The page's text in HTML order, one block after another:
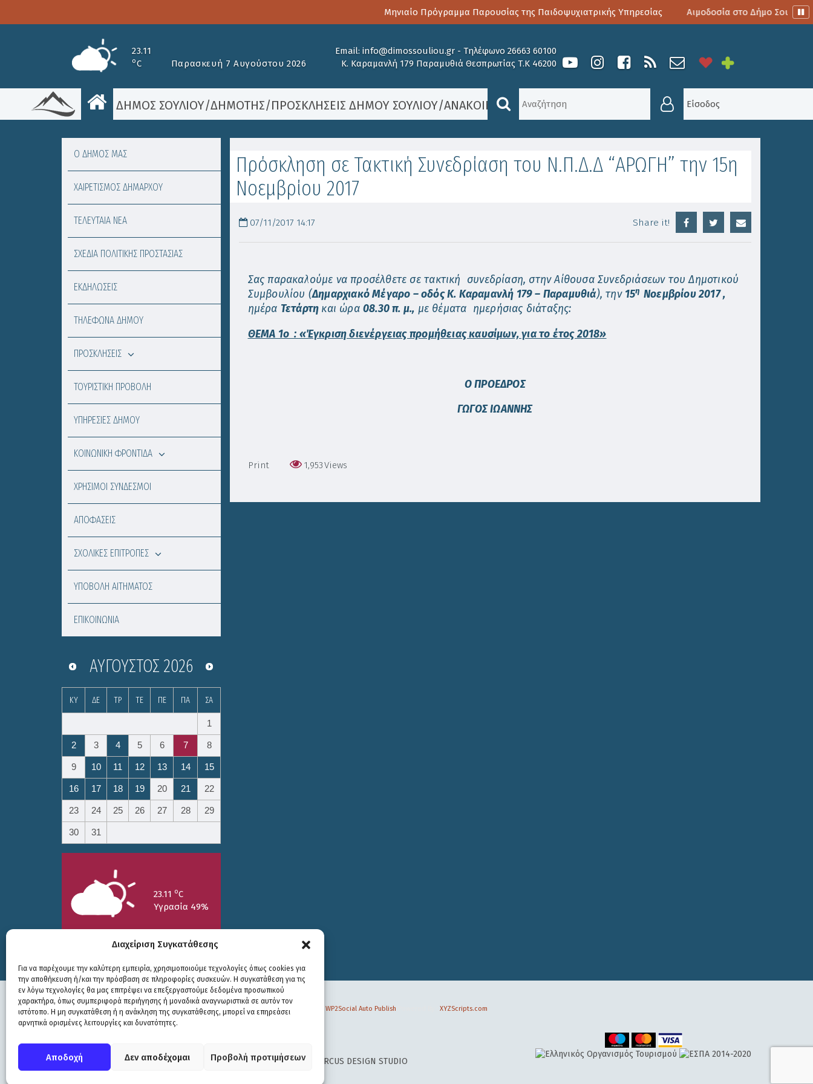
Διαχείριση Συγκατάθεσης
Για να παρέχουμε την καλύτερη εμπειρία, χρησιμοποιούμε τεχνολογίες όπως cookies για
την αποθήκευση ή/και την πρόσβαση σε πληροφορίες συσκευών. Η συγκατάθεση για τις
εν λόγω τεχνολογίες θα μας επιτρέψει να επεξεργαστούμε δεδομένα προσωπικού
χαρακτήρα, όπως συμπεριφορά περιήγησης ή μοναδικά αναγνωριστικά σε αυτόν τον
ιστότοπο. Η μη συγκατάθεση ή η ανάκληση της συγκατάθεσης, μπορεί να επηρεάσει
αρνητικά ορισμένες λειτουργίες και δυνατότητες.
Αποδοχή Δεν αποδέχομαι Προβολή προτιμήσεων
Μηνιαίο Πρόγραμμα Παρουσίας της Παιδοψυχιατρικής Υπηρεσίας Αιμοδοσία στο Δήμο Σουλίου
23.11
oC Παρασκευή 7 Αυγούστου 2026
Email: info@dimossouliou.gr - Τηλέφωνο 26663 60100
Κ. Καραμανλή 179 Παραμυθιά Θεσπρωτίας Τ.Κ 46200
ΔΗΜΟΣ ΣΟΥΛΙΟΥ/ΔΗΜΟΤΗΣ/ΠΡΟΣΚΛΉΣΕΙΣ ΔΉΜΟΥ ΣΟΥΛΊΟΥ/ΑΝΑΚΟΙΝΏΣΕΙΣ,Ν.Π.Δ.Δ ΑΡΩΓΗ ΠΡΌΣΚΛΗΣΗ ΣΕ ΤΑΚΤΙΚΉ
Είσοδος
Πρόσκληση σε Τακτική Συνεδρίαση του Ν.Π.Δ.Δ “ΑΡΩΓΗ” την 15η
Νοεμβρίου 2017
07/11/2017 14:17 Share it!
Σας παρακαλούμε να προσέλθετε σε τακτική συνεδρίαση, στην Αίθουσα Συνεδριάσεων του Δημοτικού
Συμβουλίου (Δημαρχιακό Μέγαρο – οδός Κ. Καραμανλή 179 – Παραμυθιά), την 15η Νοεμβρίου 2017 ,
ημέρα Τετάρτη και ώρα 08.30 π. μ., με θέματα ημερήσιας διάταξης:
ΘΕΜΑ 1ο : «Έγκριση διενέργειας προμήθειας καυσίμων, για το έτος 2018»
Ο ΠΡΟΕΔΡΟΣ
ΓΩΓΟΣ ΙΩΑΝΝΗΣ
Print 1,953Views
Ο ΔΗΜΟΣ ΜΑΣ
ΧΑΙΡΕΤΙΣΜΟΣ ΔΗΜΑΡΧΟΥ
ΤΕΛΕΥΤΑΙΑ ΝΕΑ
ΣΧΕΔΙΑ ΠΟΛΙΤΙΚΗΣ ΠΡΟΣΤΑΣΙΑΣ
ΕΚΔΗΛΩΣΕΙΣ
ΤΗΛΕΦΩΝΑ ΔΗΜΟΥ
ΠΡΟΣΚΛΗΣΕΙΣ
ΤΟΥΡΙΣΤΙΚΗ ΠΡΟΒΟΛΗ
ΥΠΗΡΕΣΙΕΣ ΔΗΜΟΥ
ΚΟΙΝΩΝΙΚΗ ΦΡΟΝΤΙΔΑ
ΧΡΗΣΙΜΟΙ ΣΥΝΔΕΣΜΟΙ
ΑΠΟΦΑΣΕΙΣ
ΣΧΟΛΙΚΕΣ ΕΠΙΤΡΟΠΕΣ
ΥΠΟΒΟΛΗ ΑΙΤΗΜΑΤΟΣ
ΕΠΙΚΟΙΝΩΝΙΑ
ΑΎΓΟΥΣΤΟΣ 2026
ΚΥ ΔΕ ΤΡ ΤΕ ΠΕ ΠΑ ΣΑ
1
2 3 4 5 6 7 8
9 10 11 12 13 14 15
16 17 18 19 20 21 22
23 24 25 26 27 28 29
30 31
23.11 oC
Υγρασία 49%
25/7
15.73oC
26/7
17.99oC
27/7
20.94oC
© COPYRIGHT ΔΗΜΟΣ ΣΟΥΛΙΟΥ 2026
WEB DEVELOPMENT BYΕΓΚΡΙΤΟΣ GROUP| GRAPHICS DESIGN BY CIRCUS DESIGN STUDIO
WP2Social Auto Publish XYZScripts.com